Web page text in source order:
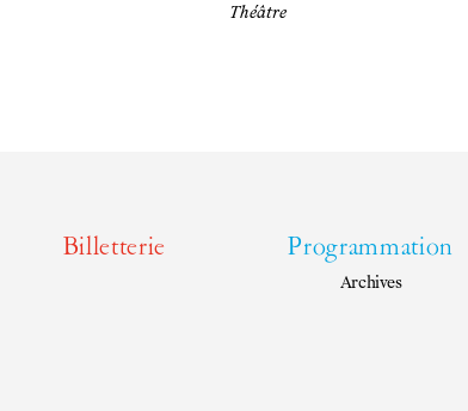
Théâtre
Billetterie Programmation
Archives